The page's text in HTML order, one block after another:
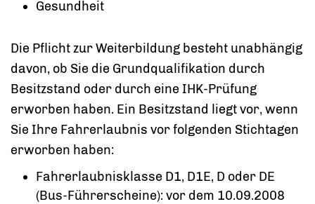
Gesundheit
Die Pflicht zur Weiterbildung besteht unabhängig
davon, ob Sie die Grundqualifikation durch
Besitzstand oder durch eine IHK-Prüfung
erworben haben. Ein Besitzstand liegt vor, wenn
Sie Ihre Fahrer laubnis vor folgenden Stichtagen
erworben haben:
Fahrerlaubnisklasse D1, D1E, D oder DE
(Bus-Führerscheine): vor dem 10.09.2008